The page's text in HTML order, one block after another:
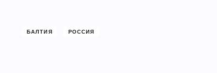
БАЛТИЯ РОССИЯ